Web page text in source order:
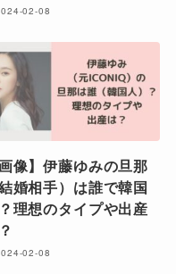
02-08
画像】伊藤ゆみの旦那
結婚相手）は誰で韓国
理想のタイプや出産
02-08